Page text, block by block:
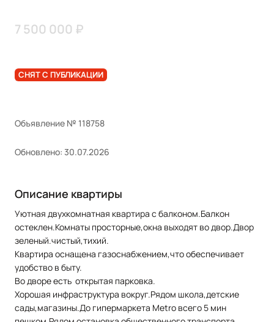
7 500 000 ₽
СНЯТ С ПУБЛИКАЦИИ
Объявление № 118758
Обновлено: 30.07.2026
Описание квартиры
Уютная двухкомнатная квартира с балконом.Балкон
остеклен.Комнаты просторные,окна выходят во двор.Двор
зеленый.чистый,тихий.
Квартира оснащена газоснабжением,что обеспечивает
удобство в быту.
Во дворе есть открытая парковка.
Хорошая инфраструктура вокруг.Рядом школа,детские
сады,магазины.До гипермаркета Metro всего 5 мин